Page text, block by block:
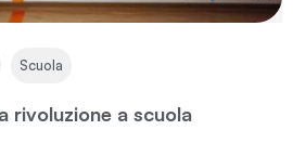
rivoluzione a scuola
Scuola